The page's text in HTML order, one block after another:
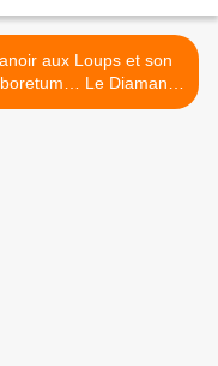
aux Loups et son
Le Diamant
Vert Halluinois 1. >